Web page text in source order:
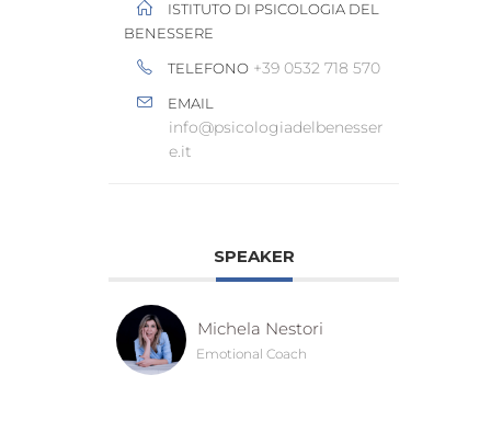
ISTITUTO DI PSICOLOGIA DEL
BENESSERE
TELEFONO +39 0532 718 570
EMAIL
info@psicologiadelbenesser
e.it
SPEAKER
Michela Nestori
Emotional Coach